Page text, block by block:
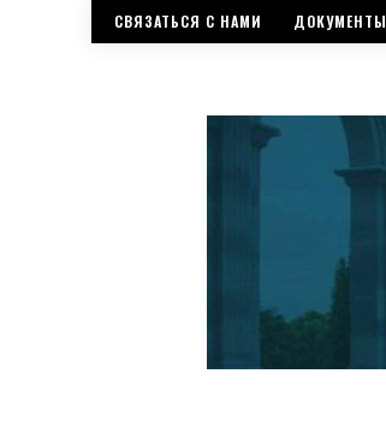
СВЯЗАТЬСЯ С НАМИ ДОКУМЕНТЫ